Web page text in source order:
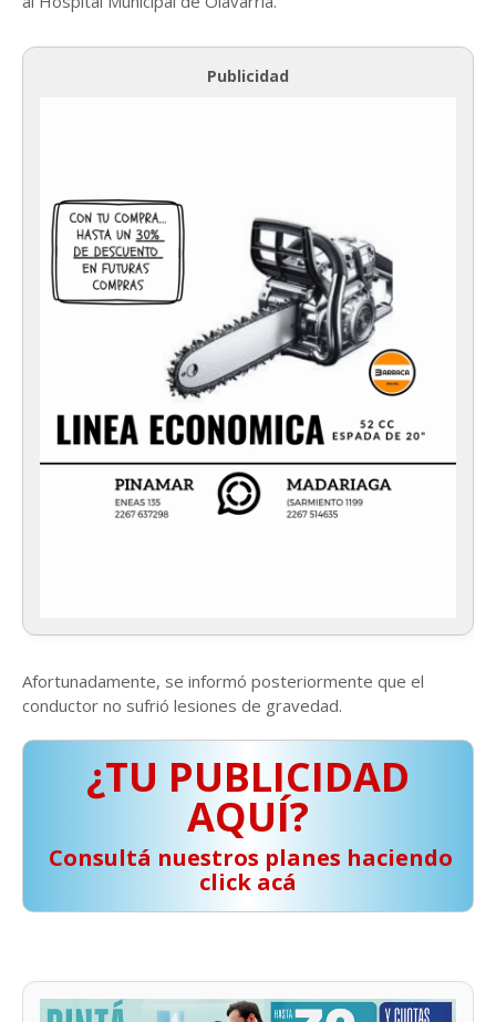
Publicidad
Afortunadamente, se informó posteriormente que el
conductor no sufrió lesiones de gravedad.
¿TU PUBLICIDAD
AQUÍ?
️ Consultá nuestros planes haciendo
click acá